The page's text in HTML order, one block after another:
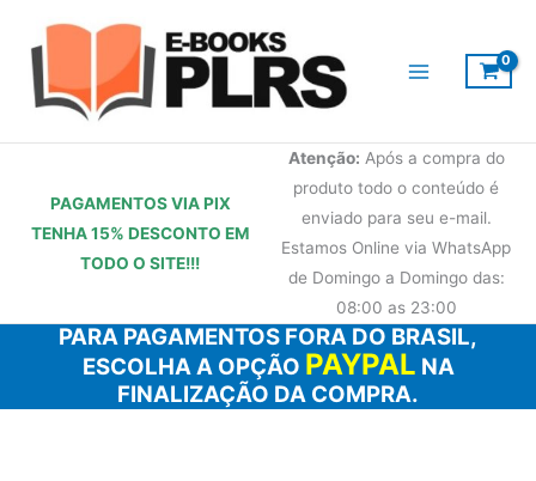
conteúdo
PAGAMENTOS VIA PIX
TENHA 15% DESCONTO EM
TODO O SITE!!!
Atenção: Após a compra do
produto todo o conteúdo é
enviado para seu e-mail.
Estamos Online via WhatsApp
de Domingo a Domingo das:
08:00 as 23:00
PARA PAGAMENTOS FORA DO BRASIL,
ESCOLHA A OPÇÃO PAYPAL NA
FINALIZAÇÃO DA COMPRA.